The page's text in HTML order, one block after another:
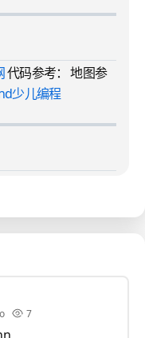
代码参考： 地图参
少儿编程
年更换引擎，下半
年上半年停更，8月
7